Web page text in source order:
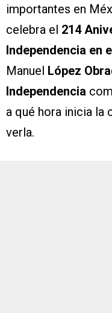
importantes en
celebra el 214
Independencia en
Manuel López
Independencia
a qué hora inicia la
verla.